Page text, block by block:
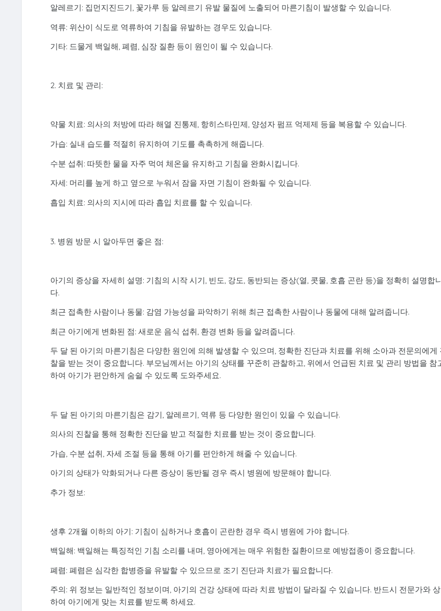
알레르기: 집먼지진드기, 꽃가루 등 알레르기 유발 물질에 노출되어 마른기침이 발생할 수 있습니다.
역류: 위산이 식도로 역류하여 기침을 유발하는 경우도 있습니다.
기타: 드물게 백일해, 폐렴, 심장 질환 등이 원인이 될 수 있습니다.
2. 치료 및 관리:
약물 치료: 의사의 처방에 따라 해열 진통제, 항히스타민제, 양성자 펌프 억제제 등을 복용할 수 있습니다.
가습: 실내 습도를 적절히 유지하여 기도를 촉촉하게 해줍니다.
수분 섭취: 따뜻한 물을 자주 먹여 체온을 유지하고 기침을 완화시킵니다.
자세: 머리를 높게 하고 옆으로 누워서 잠을 자면 기침이 완화될 수 있습니다.
흡입 치료: 의사의 지시에 따라 흡입 치료를 할 수 있습니다.
3. 병원 방문 시 알아두면 좋은 점:
아기의 증상을 자세히 설명: 기침의 시작 시기, 빈도, 강도, 동반되는 증상(열, 콧물, 호흡 곤란 등)을 정확히 설명합
다.
최근 접촉한 사람이나 동물: 감염 가능성을 파악하기 위해 최근 접촉한 사람이나 동물에 대해 알려줍니다.
최근 아기에게 변화된 점: 새로운 음식 섭취, 환경 변화 등을 알려줍니다.
두 달 된 아기의 마른기침은 다양한 원인에 의해 발생할 수 있으며, 정확한 진단과 치료를 위해 소아과 전문의에게
찰을 받는 것이 중요합니다. 부모님께서는 아기의 상태를 꾸준히 관찰하고, 위에서 언급된 치료 및 관리 방법을 참
하여 아기가 편안하게 숨쉴 수 있도록 도와주세요.
두 달 된 아기의 마른기침은 감기, 알레르기, 역류 등 다양한 원인이 있을 수 있습니다.
의사의 진찰을 통해 정확한 진단을 받고 적절한 치료를 받는 것이 중요합니다.
가습, 수분 섭취, 자세 조절 등을 통해 아기를 편안하게 해줄 수 있습니다.
아기의 상태가 악화되거나 다른 증상이 동반될 경우 즉시 병원에 방문해야 합니다.
추가 정보:
생후 2개월 이하의 아기: 기침이 심하거나 호흡이 곤란한 경우 즉시 병원에 가야 합니다.
백일해: 백일해는 특징적인 기침 소리를 내며, 영아에게는 매우 위험한 질환이므로 예방접종이 중요합니다.
폐렴: 폐렴은 심각한 합병증을 유발할 수 있으므로 조기 진단과 치료가 필요합니다.
주의: 위 정보는 일반적인 정보이며, 아기의 건강 상태에 따라 치료 방법이 달라질 수 있습니다. 반드시 전문가와
하여 아기에게 맞는 치료를 받도록 하세요.